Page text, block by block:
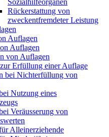
Rückerstattung von
zweckentfremdeter Leistung
Auflagen
Auflagen
von Auflagen
Erfüllung einer Auflage
bei Nichterfüllung von
Nutzung eines
Veräusserung von
Alleinerziehende